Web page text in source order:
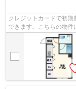
クレジットカードで初
できます。こちらの物
8分に立地する物件です